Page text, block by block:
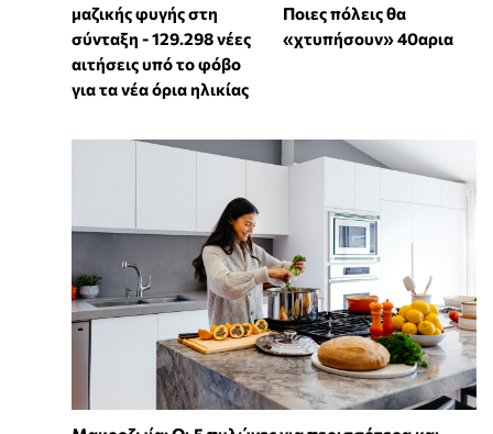
μαζικής φυγής στη
σύνταξη - 129.298 νέες
αιτήσεις υπό το φόβο
για τα νέα όρια ηλικίας
Ποιες πόλεις θα
«χτυπήσουν» 40αρια